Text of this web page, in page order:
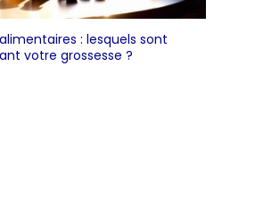
: lesquels sont
votre grossesse ?